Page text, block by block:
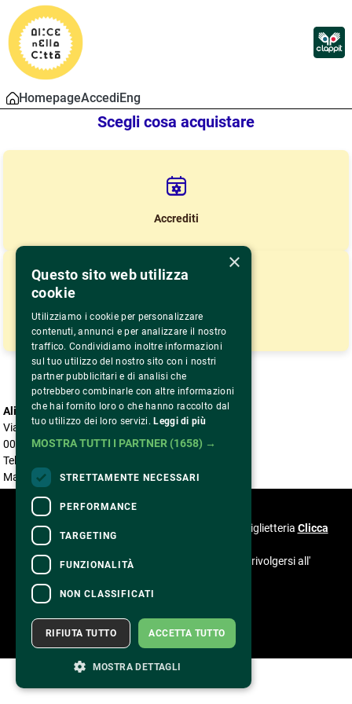
HomepageAccediEng
Scegli cosa acquistare
Accrediti
Lista Proiezioni
Alice nella città
Via Benaco, 5
00199 Roma
Tel. 06 85304966
Mail accreditationalicenellacitta@gmail.com
Per informazioni e supporto all'acquisto della biglietteria Clicca
Per informazioni sul programma e l'evento, rivolgersi all'
Dichiarazione di accessibilità
×
Questo sito web utilizza
cookie
Utilizziamo i cookie per personalizzare
contenuti, annunci e per analizzare il nostro
traffico. Condividiamo inoltre informazioni
sul tuo utilizzo del nostro sito con i nostri
partner pubblicitari e di analisi che
potrebbero combinarle con altre informazioni
che hai fornito loro o che hanno raccolto dal
tuo utilizzo dei loro servizi. Leggi di più
MOSTRA TUTTI I PARTNER (1658) →
STRETTAMENTE NECESSARI
PERFORMANCE
TARGETING
FUNZIONALITÀ
NON CLASSIFICATI
ACCETTA TUTTO
RIFIUTA TUTTO
MOSTRA DETTAGLI